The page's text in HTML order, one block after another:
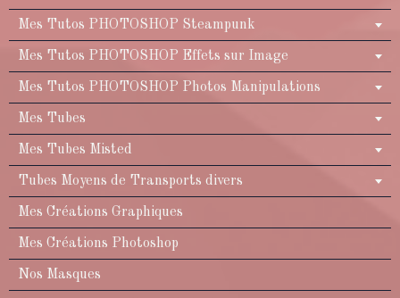
Mes Tutos PHOTOSHOP Steampunk
Mes Tutos PHOTOSHOP Effets sur Image
Mes Tutos PHOTOSHOP Photos Manipulations
Mes Tubes
Mes Tubes Misted
Tubes Moyens de Transports divers
Mes Créations Graphiques
Mes Créations Photoshop
Nos Masques